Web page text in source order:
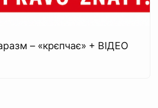
– «крєпчає» + ВІДЕО